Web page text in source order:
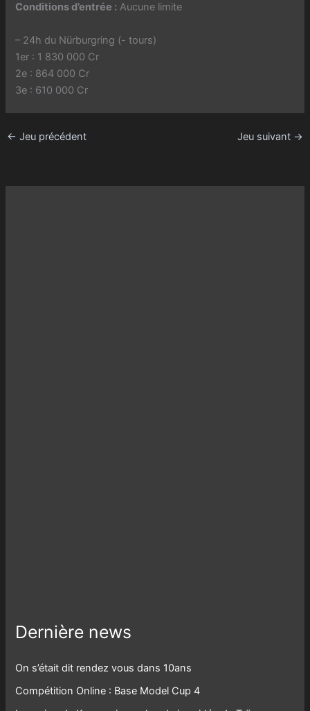
Conditions d’entrée : Aucune limite
– 24h du Nürburgring (- tours)
1er : 1 830 000 Cr
2e : 864 000 Cr
3e : 610 000 Cr
← Jeu précédent Jeu suivant →
Dernière news
On s’était dit rendez vous dans 10ans
Compétition Online : Base Model Cup 4